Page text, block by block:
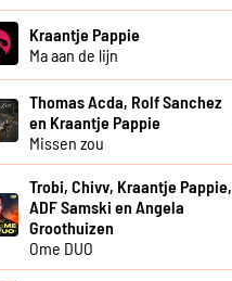
Kraantje Pappie
Ma aan de lijn
Thomas Acda, Rolf Sanchez
en Kraantje Pappie
Missen zou
Trobi, Chivv, Kraantje Pappie,
ADF Samski en Angela
Groothuizen
Ome DUO